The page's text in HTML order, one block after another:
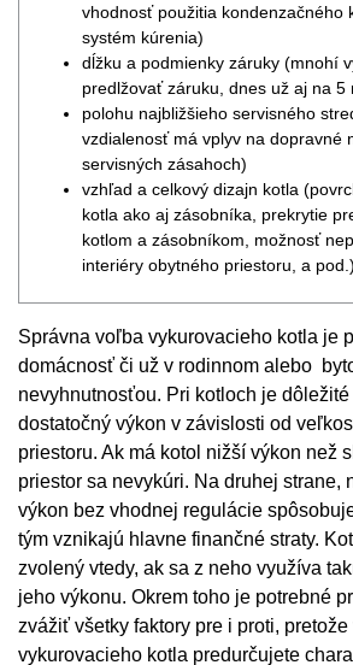
vhodnosť použitia kondenzačného
systém kúrenia)
dĺžku a podmienky záruky (mnohí
predlžovať záruku, dnes už aj na 5
polohu najbližšieho servisného
vzdialenosť má vplyv na dopravné
servisných zásahoch)
vzhľad a celkový dizajn kotla
kotla ako aj zásobníka, prekrytie
kotlom a zásobníkom, možnosť
interiéry obytného priestoru, a pod.)
Správna voľba vykurovacieho kotla je
domácnosť či už v rodinnom alebo
nevyhnutnosťou. Pri kotloch je
dostatočný výkon v závislosti od
priestoru. Ak má kotol nižší výkon než
priestor sa nevykúri. Na druhej strane,
výkon bez vhodnej regulácie
tým vznikajú hlavne finančné straty.
zvolený vtedy, ak sa z neho využíva
jeho výkonu. Okrem toho je potrebné
zvážiť všetky faktory pre i proti,
vykurovacieho kotla predurčujete